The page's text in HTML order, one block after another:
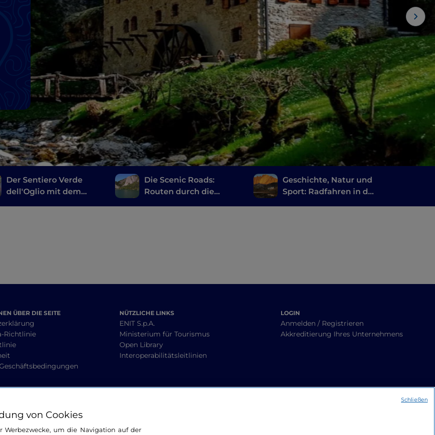
Der Sentiero Verde
dell'Oglio mit dem
Die Scenic Roads:
Routen durch die
Geschichte, Natur und
Sport: Radfahren in der
ÜBER DIE SEITE
Richtlinie
NÜTZLICHE LINKS
ENIT S.p.A.
Ministerium für Tourismus
Open Library
Interoperabilitätsleitlinien
LOGIN
Anmelden / Registrieren
Akkreditierung Ihres Unternehmens
von Cookies
Werbezwecke, um die Navigation auf der
Schließen